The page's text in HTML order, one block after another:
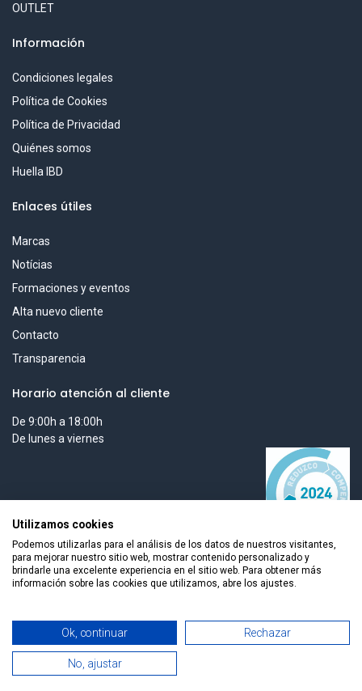
OUTLET
Información
Condiciones legales
Política de Cookies
Política de Privacidad
Quiénes somos
Huella IBD
Enlaces útiles
Marcas
Notícias
Formaciones y eventos
Alta nuevo cliente
Contacto
Transparencia
Horario atención al cliente
De 9:00h a 18:00h
De lunes a viernes
Todos los derechos reservados © 2026 Smart Tech Ibd Global
Solutions, S.L.
Español
Utilizamos cookies
Podemos utilizarlas para el análisis de los datos de nuestros visitantes,
para mejorar nuestro sitio web, mostrar contenido personalizado y
brindarle una excelente experiencia en el sitio web. Para obtener más
información sobre las cookies que utilizamos, abre los ajustes.
Ok, continuar Rechazar
No, ajustar